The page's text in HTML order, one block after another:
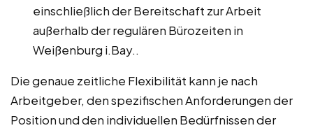
einschließlich der Bereitschaft zur Arbeit
außerhalb der regulären Bürozeiten in
Weißenburg i.Bay..
Die genaue zeitliche Flexibilität kann je nach
Arbeitgeber, den spezifischen Anforderungen der
Position und den individuellen Bedürfnissen der